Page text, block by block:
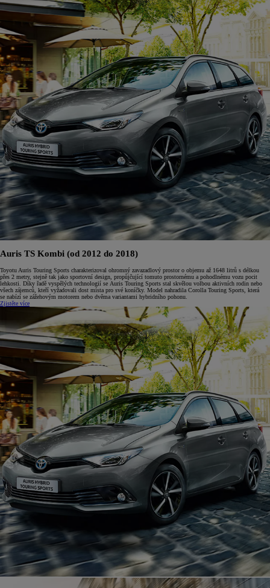
Auris TS Kombi (od 2012 do 2018)
Toyotu Auris Touring Sports charakterizoval ohromný zavazadlový prostor o objemu až 1648 litrů s délkou
přes 2 metry, stejně tak jako sportovní design, propůjčující tomuto prostornému a pohodlnému vozu pocit
lehkosti. Díky řadě vyspělých technologií se Auris Touring Sports stal skvělou volbou aktivních rodin nebo
všech zájemců, kteří vyžadovali dost místa pro své koníčky. Model nahradila Corolla Touring Sports, která
se nabízí se zážehovým motorem nebo dvěma variantami hybridního pohonu.
Zjistěte více